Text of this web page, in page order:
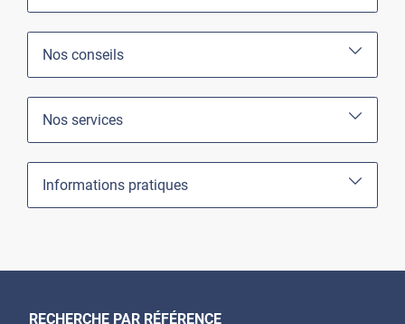
Nos conseils
Nos services
Informations pratiques
RECHERCHE PAR RÉFÉRENCE